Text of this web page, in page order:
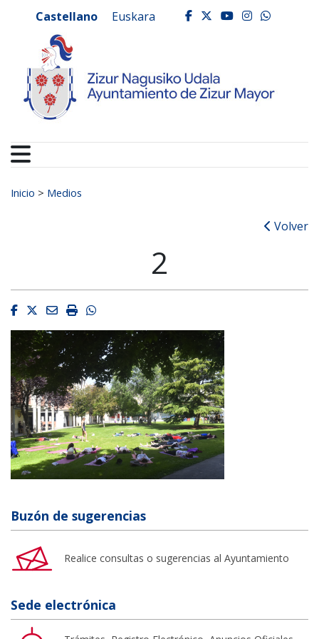
Ayuntamiento de
Castellano Euskara facebook
twitter
youtube
Buscar:
Inicio > Medios
Volver
2
Facebook
Twitter
EmailImprimirWhatsapp
Buzón de sugerencias
Realice consultas o sugerencias al Ayuntamiento
Sede electrónica